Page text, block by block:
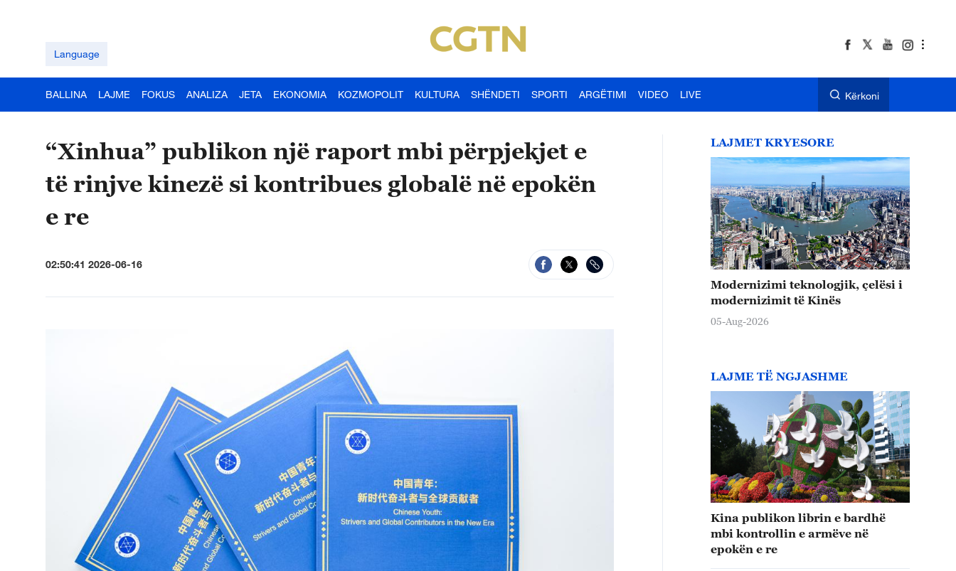
Language
BALLINA LAJME FOKUS ANALIZA JETA EKONOMIA KOZMOPOLIT KULTURA SHËNDETI SPORTI ARGËTIMI VIDEO LIVE Kërkoni
“Xinhua” publikon një raport mbi përpjekjet e
të rinjve kinezë si kontribues globalë në epokën
e re
02:50:41 2026-06-16
LAJMET KRYESORE
Modernizimi teknologjik, çelësi i
modernizimit të Kinës
05-Aug-2026
LAJME TË NGJASHME
Kina publikon librin e bardhë
mbi kontrollin e armëve në
epokën e re